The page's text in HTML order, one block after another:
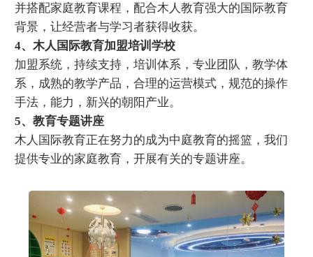
并搭配家庭教育课程，配合木人教育强大的国际教育
背景，让经营者与学习者获得收获。
4、木人国际教育加盟培训学校
加盟系统，持续支持，培训体系，专业团队，教学体
系，成熟的教学产品，合理的运营模式，规范的操作
手法，能力，新兴的朝阳产业。
5、教育专题讲座
木人国际教育正在努力的成为中庭教育的摇篮，我们
提供专业的家庭教育，开展有关的专题讲座。